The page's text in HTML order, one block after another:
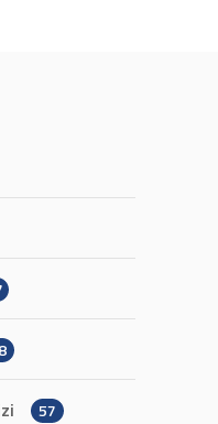
57